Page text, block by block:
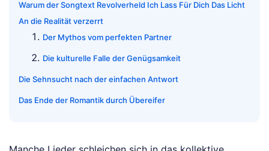
Warum der Songtext Revolverheld Ich Lass Für Dich Das Licht
An die Realität verzerrt
Der Mythos vom perfekten Partner
Die kulturelle Falle der Genügsamkeit
Die Sehnsucht nach der einfachen Antwort
Das Ende der Romantik durch Übereifer